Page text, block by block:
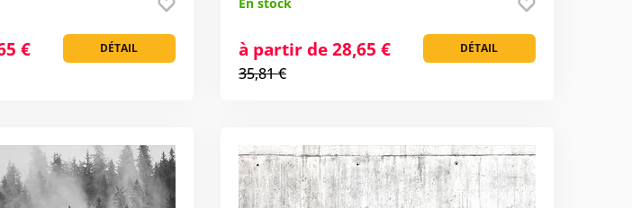
DÉTAIL
€ DÉTAIL
à partir de 28,65 €
35,81 €